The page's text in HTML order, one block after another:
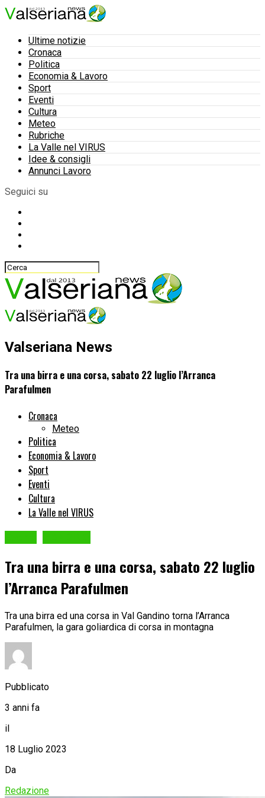
Ultime notizie
Cronaca
Politica
Economia & Lavoro
Sport
Eventi
Cultura
Meteo
Rubriche
La Valle nel VIRUS
Idee & consigli
Annunci Lavoro
Seguici su
Valseriana News
Tra una birra e una corsa, sabato 22 luglio l’Arranca
Parafulmen
Cronaca
Meteo
Politica
Economia & Lavoro
Sport
Eventi
Cultura
La Valle nel VIRUS
Tra una birra e una corsa, sabato 22 luglio
l’Arranca Parafulmen
Tra una birra ed una corsa in Val Gandino torna l’Arranca
Parafulmen, la gara goliardica di corsa in montagna
Pubblicato
3 anni fa
il
18 Luglio 2023
Da
Redazione